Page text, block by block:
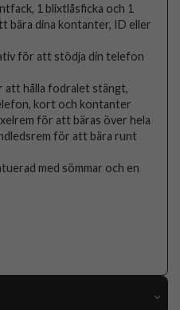
1 blixtlåsficka och 1
bära dina kontanter, ID eller
för att stödja din telefon
att hålla fodralet stängt,
kort och kontanter
för att bäras över hela
för att bära runt
med sömmar och en